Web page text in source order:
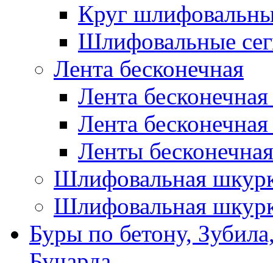
Круг
Шлифовальные
Лента бесконечная
Лента
Лента
Ленты
Шлифовальная
Шлифовальная
Буры по бетону,